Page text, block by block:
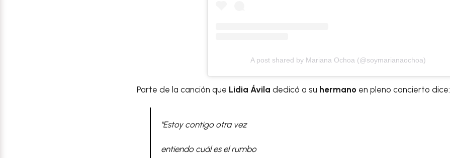
A post shared by Mariana Ochoa (@soymarianaochoa)
Parte de la canción que Lidia Ávila dedicó a su hermano en pleno concierto dice:
"Estoy contigo otra vez
entiendo cuál es el rumbo